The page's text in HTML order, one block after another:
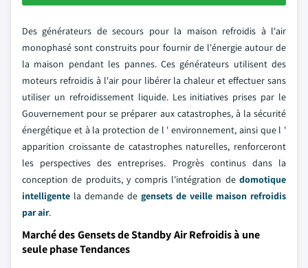
Des générateurs de secours pour la maison refroidis à l'air
monophasé sont construits pour fournir de l'énergie autour de
la maison pendant les pannes. Ces générateurs utilisent des
moteurs refroidis à l'air pour libérer la chaleur et effectuer sans
utiliser un refroidissement liquide. Les initiatives prises par le
Gouvernement pour se préparer aux catastrophes, à la sécurité
énergétique et à la protection de l ' environnement, ainsi que l '
apparition croissante de catastrophes naturelles, renforceront
les perspectives des entreprises. Progrès continus dans la
conception de produits, y compris l'intégration de domotique
intelligente la demande de gensets de veille maison refroidis
par air.
Marché des Gensets de Standby Air Refroidis à une
seule phase Tendances